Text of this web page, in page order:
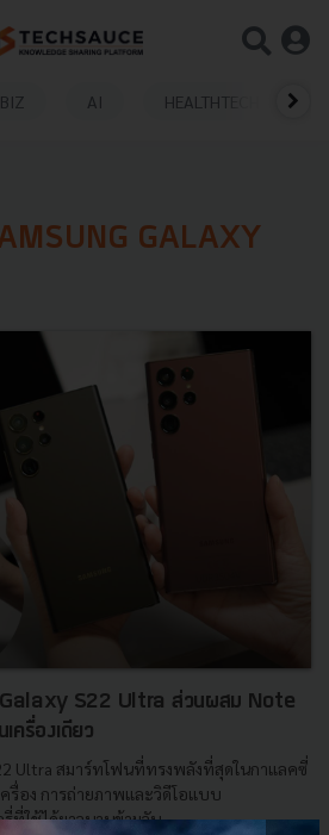
AI HEALTHTECH
GALAXY
Galaxy S22 Ultra ส่วนผสม Note
ครื่องเดียว
Ultra สมาร์ทโฟนที่ทรงพลังที่สุดในกาแลคซี่
รื่อง การถ่ายภาพและวิดีโอแบบ
ที่ใช้ได้ยาวนานข้ามวัน...